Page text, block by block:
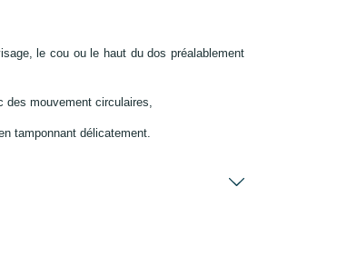
le cou ou le haut du dos préalablement
mouvement circulaires,
tamponnant délicatement.